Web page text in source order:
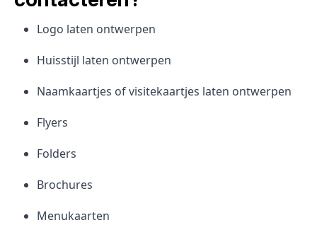
Logo laten ontwerpen
Huisstijl laten ontwerpen
Naamkaartjes of visitekaartjes laten ontwerpen
Flyers
Folders
Brochures
Menukaarten